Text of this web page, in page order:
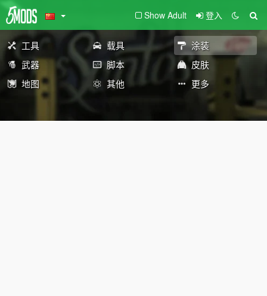
Show Adult 登入
工具 载具
涂装
武器
脚本
皮肤
地图
其他 更多